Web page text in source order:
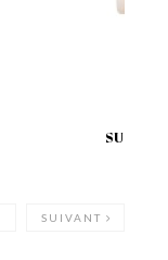
SUIVANT